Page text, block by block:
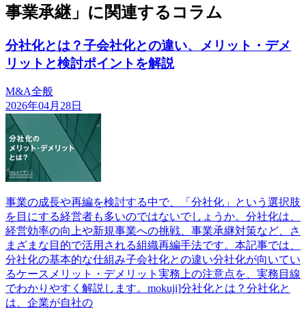
事業承継」に関連するコラム
分社化とは？子会社化との違い、メリット・デメ
リットと検討ポイントを解説
M&A全般
2026年04月28日
事業の成長や再編を検討する中で、「分社化」という選択肢
を目にする経営者も多いのではないでしょうか。分社化は、
経営効率の向上や新規事業への挑戦、事業承継対策など、さ
まざまな目的で活用される組織再編手法です。本記事では、
分社化の基本的な仕組み子会社化との違い分社化が向いてい
るケースメリット・デメリット実務上の注意点を、実務目線
でわかりやすく解説します。mokuji]分社化とは？分社化と
は、企業が自社の